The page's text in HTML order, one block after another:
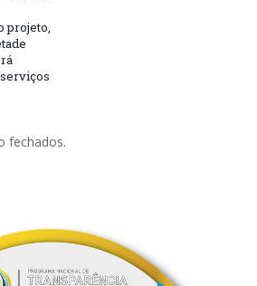
projeto,
fechados.